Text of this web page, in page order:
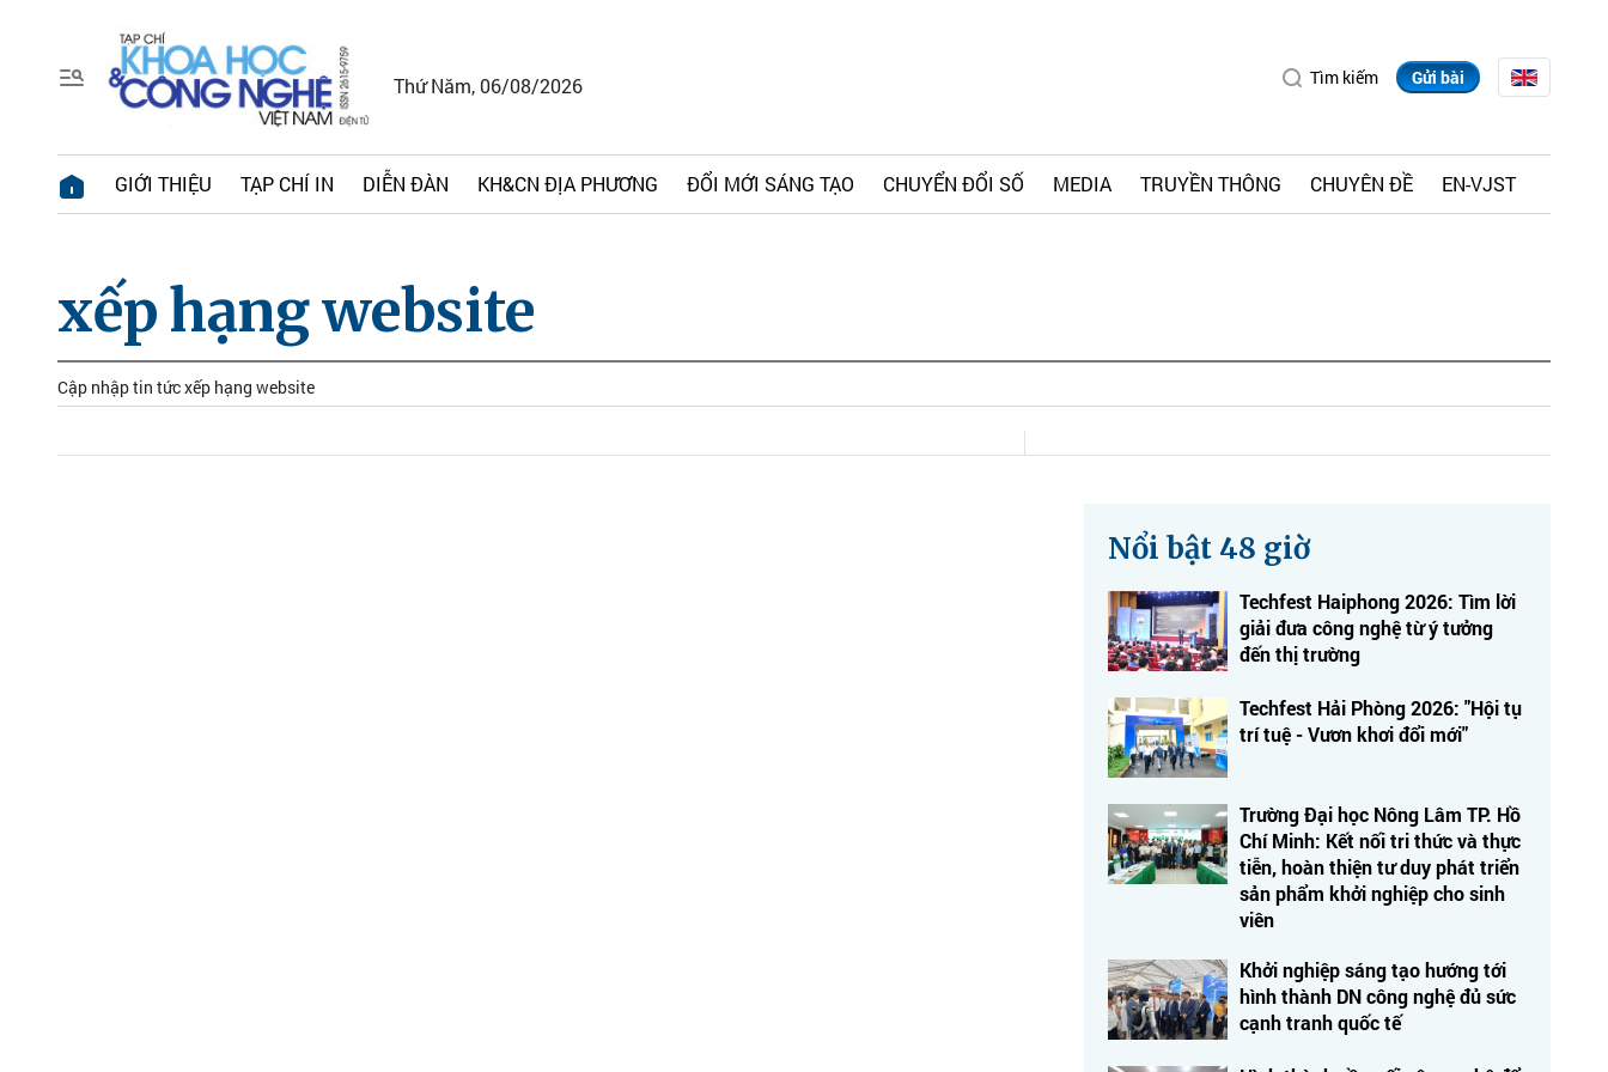
Thứ Năm, 06/08/2026 Tìm kiếm Gửi bài
GIỚI THIỆU TẠP CHÍ IN DIỄN ĐÀN KH&CN ĐỊA PHƯƠNG ĐỔI MỚI SÁNG TẠO CHUYỂN ĐỔI SỐ MEDIA TRUYỀN THÔNG CHUYÊN ĐỀ EN-VJST
xếp hạng website
Cập nhập tin tức xếp hạng website
Nổi bật 48 giờ
Techfest Haiphong 2026: Tìm lời
giải đưa công nghệ từ ý tưởng
đến thị trường
Techfest Hải Phòng 2026: "Hội tụ
trí tuệ - Vươn khơi đổi mới"
Trường Đại học Nông Lâm TP. Hồ
Chí Minh: Kết nối tri thức và thực
tiễn, hoàn thiện tư duy phát triển
sản phẩm khởi nghiệp cho sinh
viên
Khởi nghiệp sáng tạo hướng tới
hình thành DN công nghệ đủ sức
cạnh tranh quốc tế